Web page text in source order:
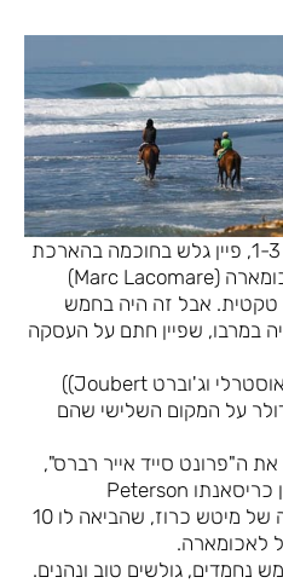
אחרי גלישה מצוינת בסיבובים 1-3, פיין גלש בחוכמה בהארכת
ה45 דקות, גבר על מארק לאכומארה (Marc Lacomare)
טקטית. אבל זה היה בחמש
במרבו, שפיין חתם על העסקה
מיטש כרוז (Mitch Crews) האוסטרלי וג'וברט Joubert))
אפריקני לקחו 4,500 דולר על המקום השלישי שהם
את ה"פרונט סייד אייר רברס",
המפחידים בגובהם של פטרסון כריסאנתו Peterson
Crisanto)), הגלישה המדהימה של מיטש כרוז, שהביאה לו 10
לאכומארה.
נחמדים, גולשים טוב ונהנים.